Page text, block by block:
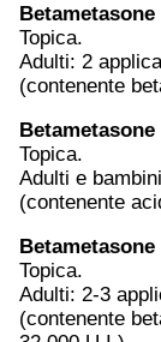
Topica.
Adulti: 2
(contenente
Topica.
Adulti e
(contenente
Topica.
Adulti: 2-3
(contenente